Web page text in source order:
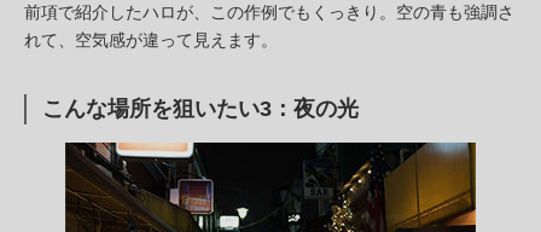
前項で紹介したハロが、この作例でもくっきり。空の青も強調さ
れて、空気感が違って見えます。
こんな場所を狙いたい3：夜の光